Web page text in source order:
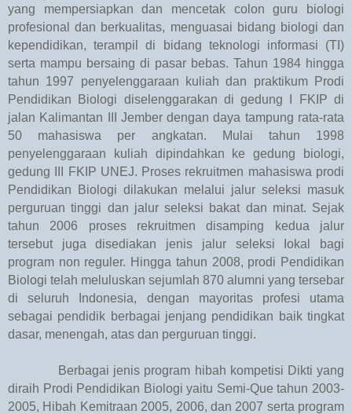
yang mempersiapkan dan mencetak colon guru biologi
profesional dan berkualitas, menguasai bidang biologi dan
kependidikan, terampil di bidang teknologi informasi (TI)
serta mampu bersaing di pasar bebas. Tahun 1984 hingga
tahun 1997 penyelenggaraan kuliah dan praktikum Prodi
Pendidikan Biologi diselenggarakan di gedung I FKIP di
jalan Kalimantan III Jember dengan daya tampung rata-rata
50 mahasiswa per angkatan. Mulai tahun 1998
penyelenggaraan kuliah dipindahkan ke gedung biologi,
gedung III FKIP UNEJ. Proses rekruitmen mahasiswa prodi
Pendidikan Biologi dilakukan melalui jalur seleksi masuk
perguruan tinggi dan jalur seleksi bakat dan minat. Sejak
tahun 2006 proses rekruitmen disamping kedua jalur
tersebut juga disediakan jenis jalur seleksi Iokal bagi
program non reguler. Hingga tahun 2008, prodi Pendidikan
Biologi telah meluluskan sejumlah 870 alumni yang tersebar
di seluruh Indonesia, dengan mayoritas profesi utama
sebagai pendidik berbagai jenjang pendidikan baik tingkat
dasar, menengah, atas dan perguruan tinggi.
Berbagai jenis program hibah kompetisi Dikti yang
diraih Prodi Pendidikan Biologi yaitu Semi-Que tahun 2003-
2005, Hibah Kemitraan 2005, 2006, dan 2007 serta program